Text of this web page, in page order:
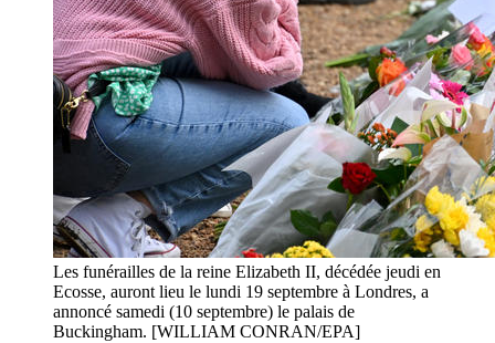
Les funérailles de la reine Elizabeth II, décédée jeudi en
Ecosse, auront lieu le lundi 19 septembre à Londres, a
annoncé samedi (10 septembre) le palais de
Buckingham. [WILLIAM CONRAN/EPA]